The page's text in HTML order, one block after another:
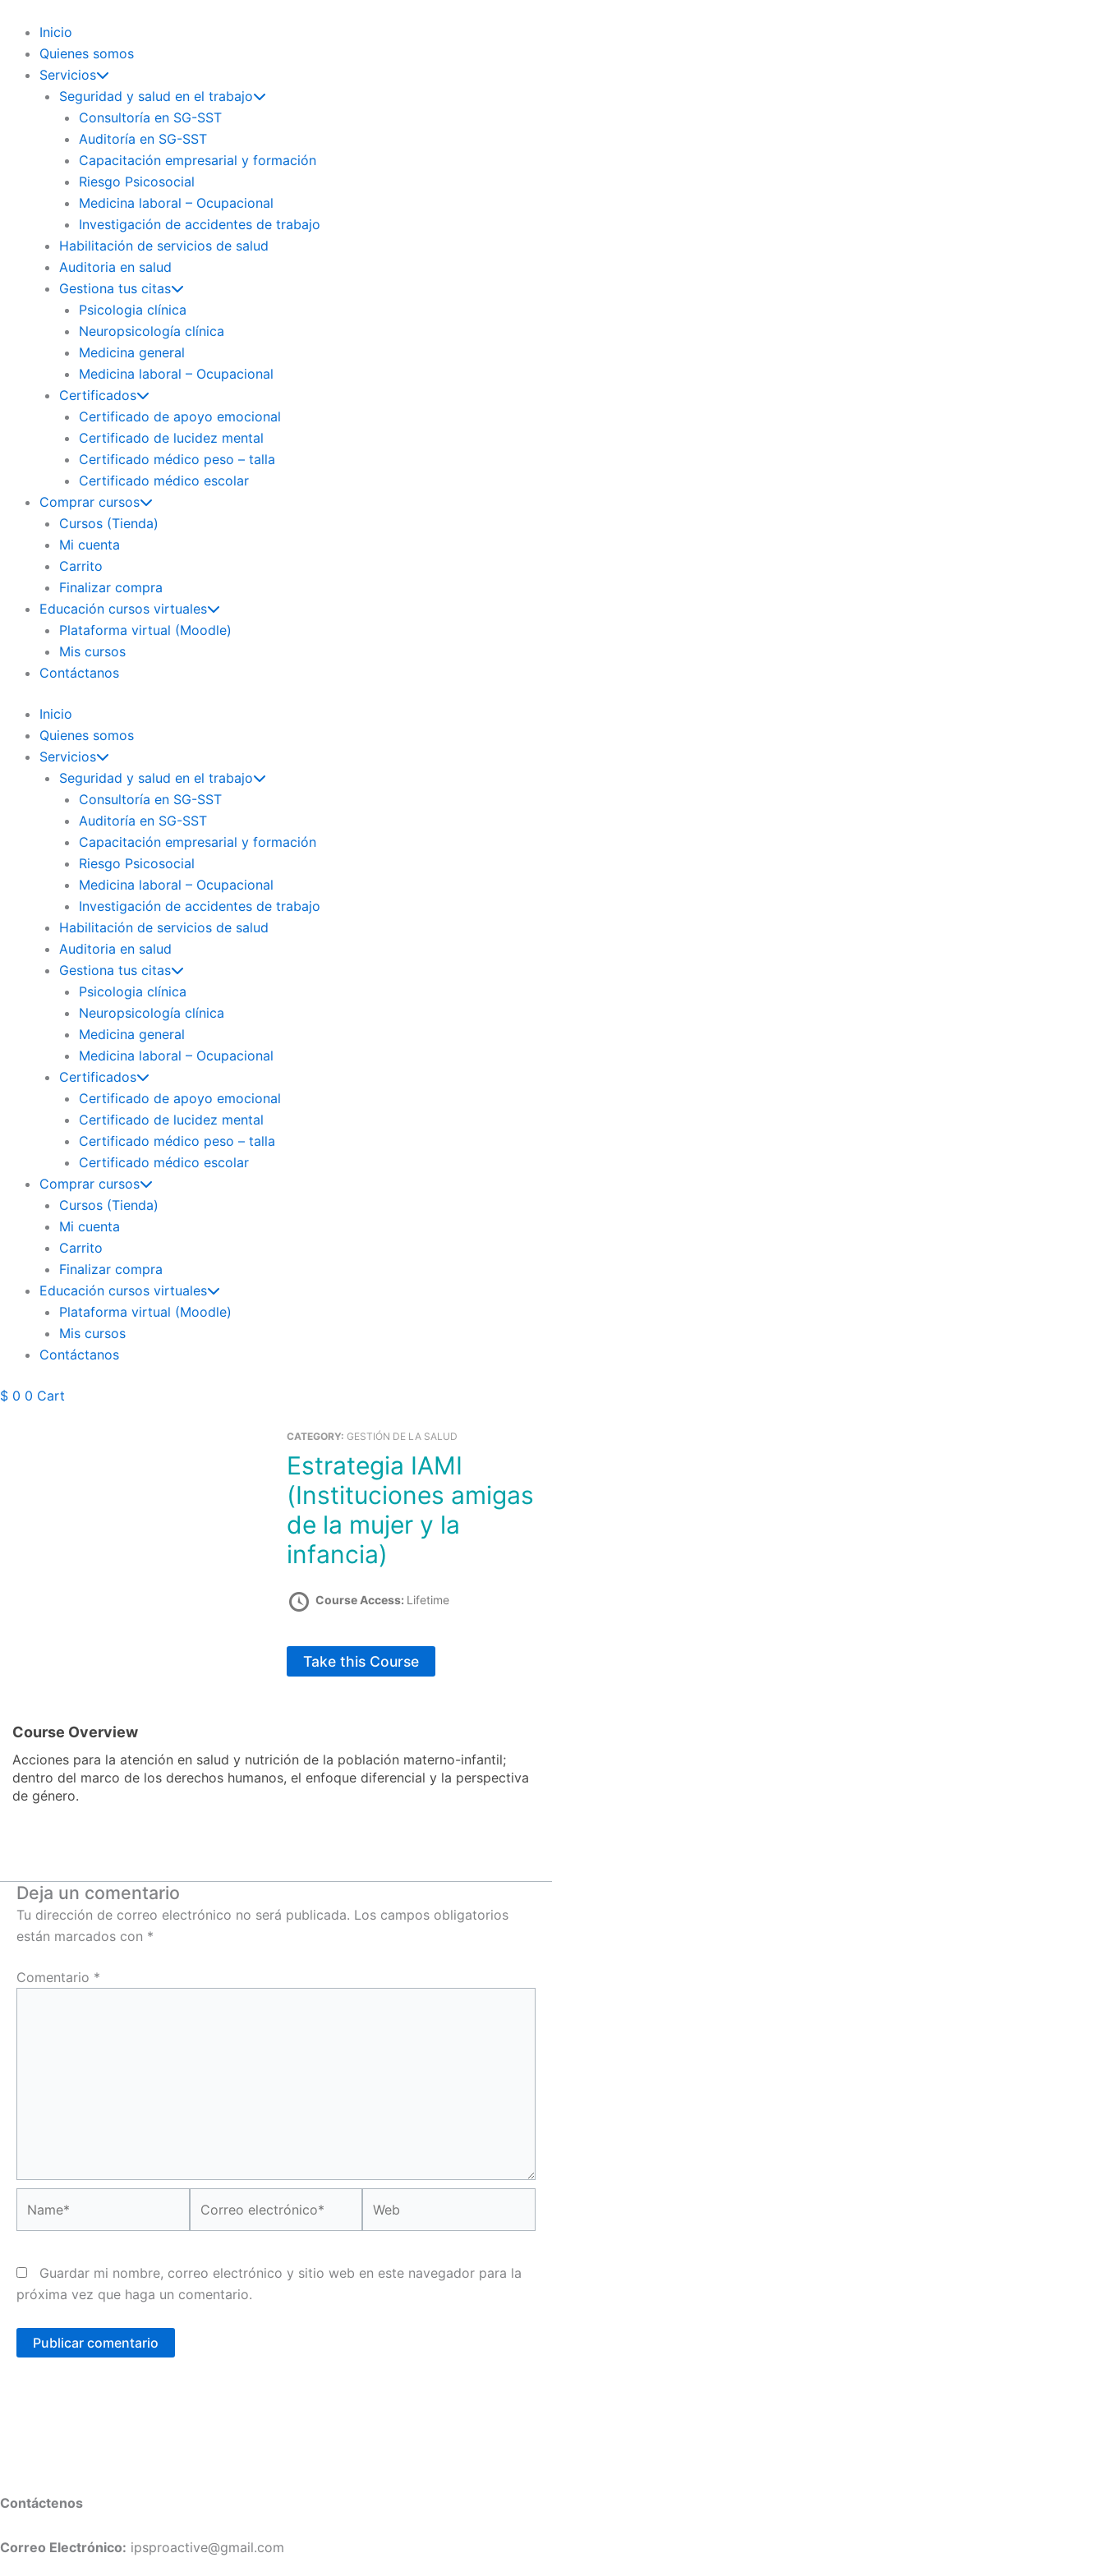
contenido
Inicio
Quienes somos
Servicios
Seguridad y salud en el trabajo
Consultoría en SG-SST
Auditoría en SG-SST
Capacitación empresarial y formación
Riesgo Psicosocial
Medicina laboral – Ocupacional
Investigación de accidentes de trabajo
Habilitación de servicios de salud
Auditoria en salud
Gestiona tus citas
Psicologia clínica
Neuropsicología clínica
Medicina general
Medicina laboral – Ocupacional
Certificados
Certificado de apoyo emocional
Certificado de lucidez mental
Certificado médico peso – talla
Certificado médico escolar
Comprar cursos
Cursos (Tienda)
Mi cuenta
Carrito
Finalizar compra
Educación cursos virtuales
Plataforma virtual (Moodle)
Mis cursos
Contáctanos
Inicio
Quienes somos
Servicios
Seguridad y salud en el trabajo
Consultoría en SG-SST
Auditoría en SG-SST
Capacitación empresarial y formación
Riesgo Psicosocial
Medicina laboral – Ocupacional
Investigación de accidentes de trabajo
Habilitación de servicios de salud
Auditoria en salud
Gestiona tus citas
Psicologia clínica
Neuropsicología clínica
Medicina general
Medicina laboral – Ocupacional
Certificados
Certificado de apoyo emocional
Certificado de lucidez mental
Certificado médico peso – talla
Certificado médico escolar
Comprar cursos
Cursos (Tienda)
Mi cuenta
Carrito
Finalizar compra
Educación cursos virtuales
Plataforma virtual (Moodle)
Mis cursos
Contáctanos
$ 0 0 Cart
CATEGORY: GESTIÓN DE LA SALUD
Estrategia IAMI
(Instituciones amigas
de la mujer y la
infancia)
Course Access: Lifetime
Take this Course
Course Overview
Acciones para la atención en salud y nutrición de la población materno-infantil;
dentro del marco de los derechos humanos, el enfoque diferencial y la perspectiva
de género.
Deja un comentario
Tu dirección de correo electrónico no será publicada. Los campos obligatorios
están marcados con *
Comentario *
electrónico*
Guardar mi nombre, correo electrónico y sitio web en este navegador para la
próxima vez que haga un comentario.
Contáctenos
Correo Electrónico: ipsproactive@gmail.com